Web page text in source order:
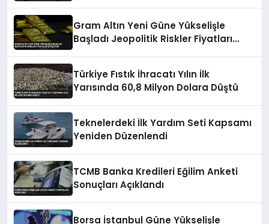
Gram Altın Yeni Güne Yükselişle
Başladı Jeopolitik Riskler Fiyatları
Türkiye Fıstık İhracatı Yılın İlk
Yarısında 60,8 Milyon Dolara Düştü
Teknelerdeki İlk Yardım Seti Kapsamı
Yeniden Düzenlendi
TCMB Banka Kredileri Eğilim Anketi
Sonuçları Açıklandı
Borsa İstanbul Güne Yükselişle